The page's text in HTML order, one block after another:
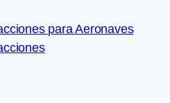
para Aeronaves